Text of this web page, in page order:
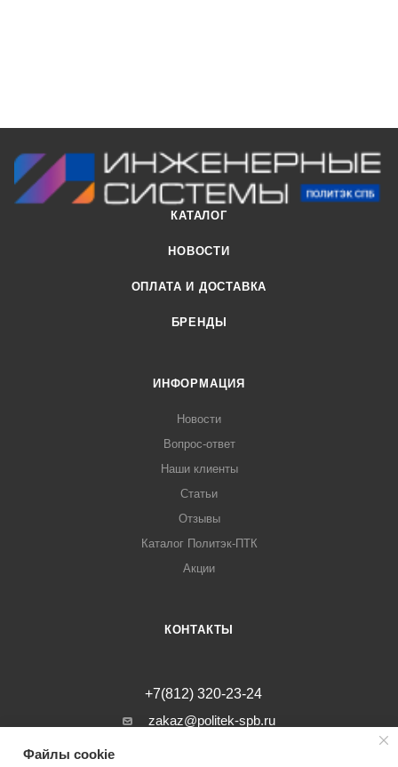
КАТАЛОГ
НОВОСТИ
ОПЛАТА И ДОСТАВКА
БРЕНДЫ
ИНФОРМАЦИЯ
Новости
Вопрос-ответ
Наши клиенты
Статьи
Отзывы
Каталог Политэк-ПТК
Акции
КОНТАКТЫ
+7(812) 320-23-24
zakaz@politek-spb.ru
г. Санкт-Петербург, Минеральная ул, д.
Файлы cookie